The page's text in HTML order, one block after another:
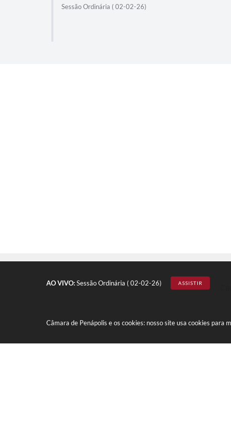
AO VIVO:Sessão Ordinária ( 02-02-26) ASSISTIR
Câmara de Penápolis e os cookies: nosso site usa cookies para
Sessão Ordinária ( 02-02-26)